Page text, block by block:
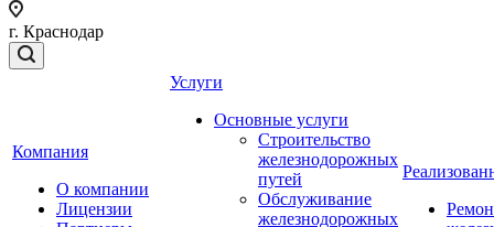
г. Краснодар
Компания
О компании
Лицензии
Услуги
Основные услуги
Строительство
железнодорожных
путей
Обслуживание
железнодорожных